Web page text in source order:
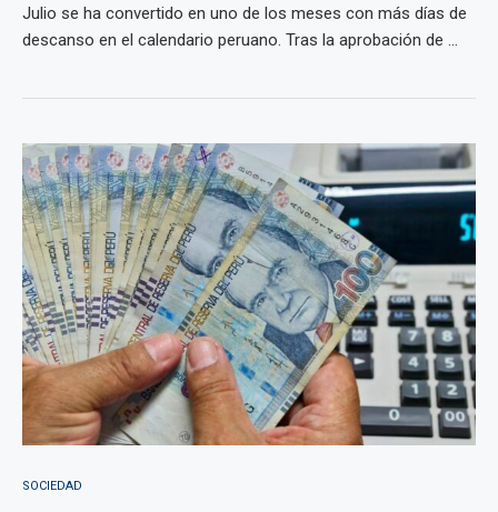
Julio se ha convertido en uno de los meses con más días de
descanso en el calendario peruano. Tras la aprobación de ...
SOCIEDAD